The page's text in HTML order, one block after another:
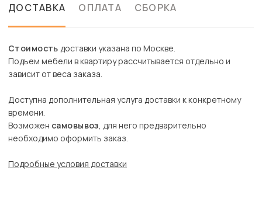
ДОСТАВКА ОПЛАТА СБОРКА
Стоимость доставки указана по Москве.
Подъем мебели в квартиру рассчитывается отдельно и
зависит от веса заказа.
Доступна дополнительная услуга доставки к конкретному
времени.
Возможен самовывоз, для него предварительно
необходимо оформить заказ.
Подробные условия доставки